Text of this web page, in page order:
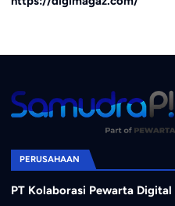
PERUSAHAAN
PT Kolaborasi Pewarta Digital